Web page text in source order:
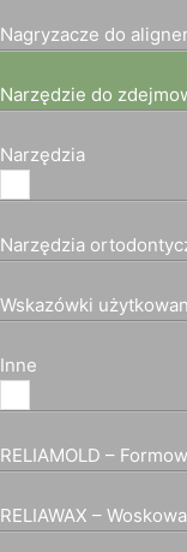
Nagryzacze do
Narzędzie do
Narzędzia
Narzędzia
Wskazówki
Inne
RELIAMOLD –
RELIAWAX –